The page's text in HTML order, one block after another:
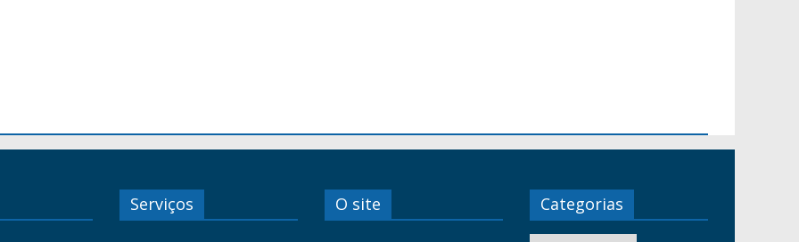
Serviços O site Categorias